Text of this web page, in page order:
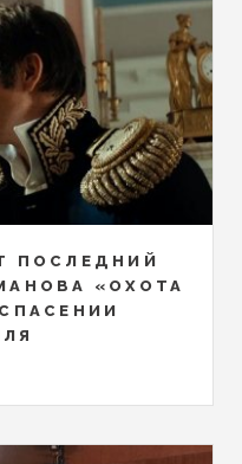
ПОСЛЕДНИЙ
«ОХОТА